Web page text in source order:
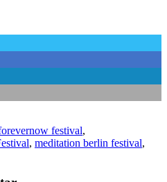
festival,
, meditation berlin festival,